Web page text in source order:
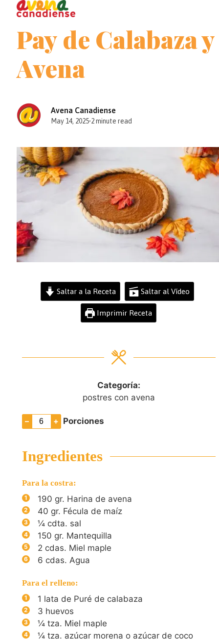
Open
menu
Close
menu
Pay de Calabaza y
Avena
Avena Canadiense
May 14, 2025•2 minute read
Saltar a la Receta Saltar al Vídeo
Imprimir Receta
Categoría:
postres con avena
– + Porciones
Ingredientes
Para la costra:
190 gr. Harina de avena
40 gr. Fécula de maíz
¼ cdta. sal
150 gr. Mantequilla
2 cdas. Miel maple
6 cdas. Agua
Para el relleno:
1 lata de Puré de calabaza
3 huevos
¼ tza. Miel maple
¼ tza. azúcar morena o azúcar de coco